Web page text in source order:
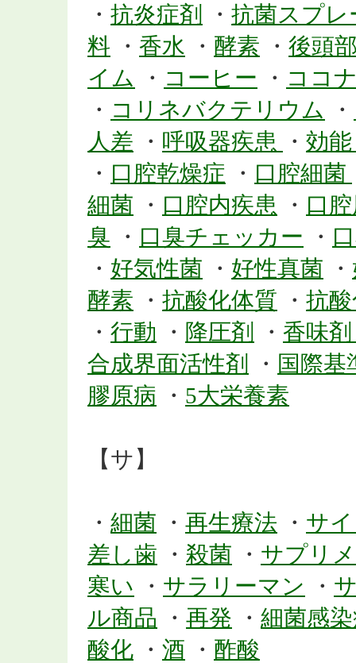
・ 抗炎症剤 ・ 抗菌スプレ
料 ・ 香水 ・ 酵素 ・ 後頭
イム
・ コーヒー ・ ココ
・ コリネバクテリウム ・
人差 ・ 呼吸器疾患 ・ 効
・ 口腔乾燥症 ・ 口腔細菌
細菌 ・ 口腔内疾患 ・ 口
臭 ・ 口臭チェッカー ・
・ 好気性菌 ・ 好性真菌 ・
酵素 ・ 抗酸化体質 ・ 抗
・ 行動 ・ 降圧剤 ・ 香味
合成界面活性剤
・ 国際基
膠原病 ・ 5大栄養素
【サ】
・ 細菌 ・ 再生療法 ・ サ
差し歯 ・ 殺菌 ・ サプリ
寒い ・ サラリーマン ・
ル商品 ・ 再発 ・ 細菌感
酸化 ・ 酒 ・ 酢酸